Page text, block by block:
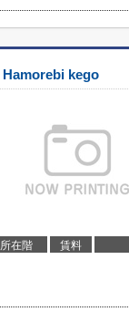
Hamorebi kego
所在階 賃料